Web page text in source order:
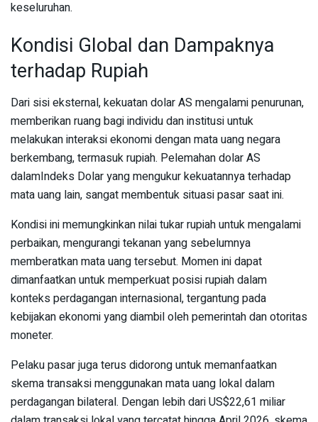
keseluruhan.
Kondisi Global dan Dampaknya
terhadap Rupiah
Dari sisi eksternal, kekuatan dolar AS mengalami penurunan,
memberikan ruang bagi individu dan institusi untuk
melakukan interaksi ekonomi dengan mata uang negara
berkembang, termasuk rupiah. Pelemahan dolar AS
dalamIndeks Dolar yang mengukur kekuatannya terhadap
mata uang lain, sangat membentuk situasi pasar saat ini.
Kondisi ini memungkinkan nilai tukar rupiah untuk mengalami
perbaikan, mengurangi tekanan yang sebelumnya
memberatkan mata uang tersebut. Momen ini dapat
dimanfaatkan untuk memperkuat posisi rupiah dalam
konteks perdagangan internasional, tergantung pada
kebijakan ekonomi yang diambil oleh pemerintah dan otoritas
moneter.
Pelaku pasar juga terus didorong untuk memanfaatkan
skema transaksi menggunakan mata uang lokal dalam
perdagangan bilateral. Dengan lebih dari US$22,61 miliar